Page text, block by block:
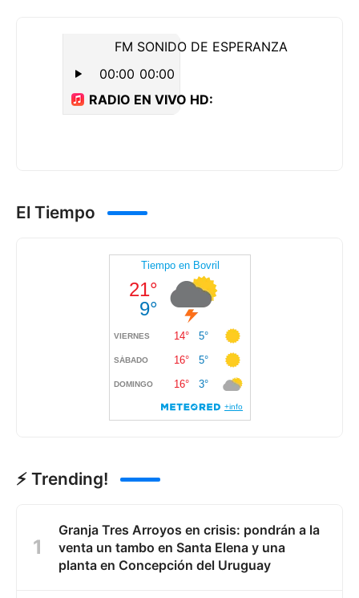
El Tiempo
⚡ Trending!
Granja Tres Arroyos en crisis: pondrán a la
venta un tambo en Santa Elena y una
planta en Concepción del Uruguay